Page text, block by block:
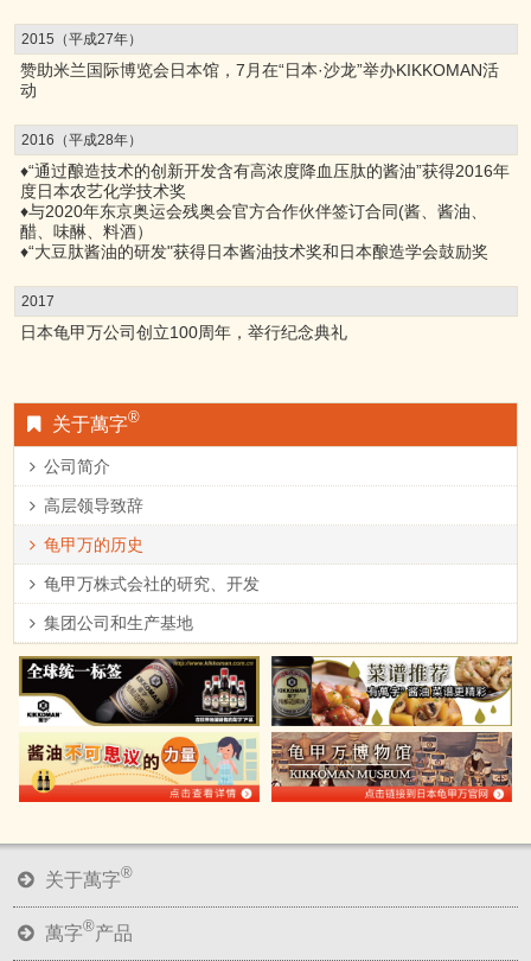
2015（平成27年）
赞助米兰国际博览会日本馆，7月在“日本·沙龙”举办KIKKOMAN活
动
2016（平成28年）
♦“通过酿造技术的创新开发含有高浓度降血压肽的酱油”获得2016年
度日本农艺化学技术奖
♦与2020年东京奥运会残奥会官方合作伙伴签订合同(酱、酱油、
醋、味醂、料酒）
♦“大豆肽酱油的研发"获得日本酱油技术奖和日本酿造学会鼓励奖
2017
日本龟甲万公司创立100周年，举行纪念典礼
关于萬字®
公司简介
高层领导致辞
龟甲万的历史
龟甲万株式会社的研究、开发
集团公司和生产基地
关于萬字®
萬字®产品